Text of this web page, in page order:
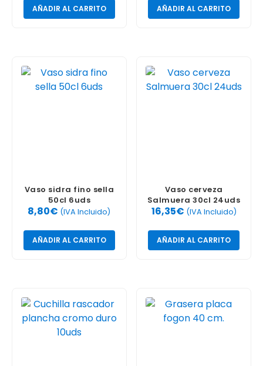
AÑADIR AL CARRITO AÑADIR AL CARRITO
Vaso sidra fino sella
50cl 6uds
8,80€ (IVA Incluido)
AÑADIR AL CARRITO
Vaso cerveza
Salmuera 30cl 24uds
16,35€ (IVA Incluido)
AÑADIR AL CARRITO